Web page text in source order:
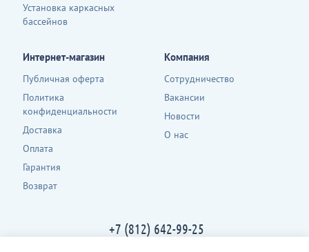
+7 (812) 642-99-25
Установка каркасных
бассейнов
Интернет-магазин
Публичная оферта
Политика
конфиденциальности
Доставка
Оплата
Гарантия
Возврат
Компания
Сотрудничество
Вакансии
Новости
О нас